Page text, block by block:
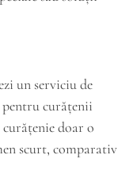
un serviciu de
pentru curățenii
doar o
scurt, comparativ